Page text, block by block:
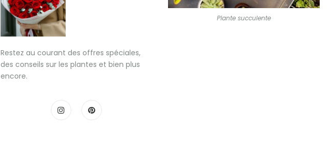
Restez au courant des offres spéciales,
des conseils sur les plantes et bien plus
encore.
Plante succulente